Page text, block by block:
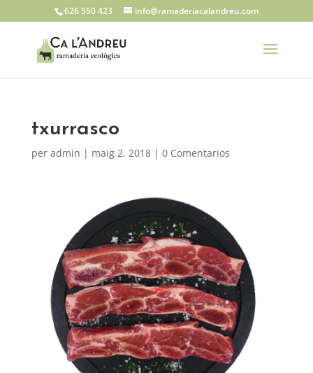
626 550 423 info@ramaderiacalandreu.com
txurrasco
per admin | maig 2, 2018| 0 Comentarios